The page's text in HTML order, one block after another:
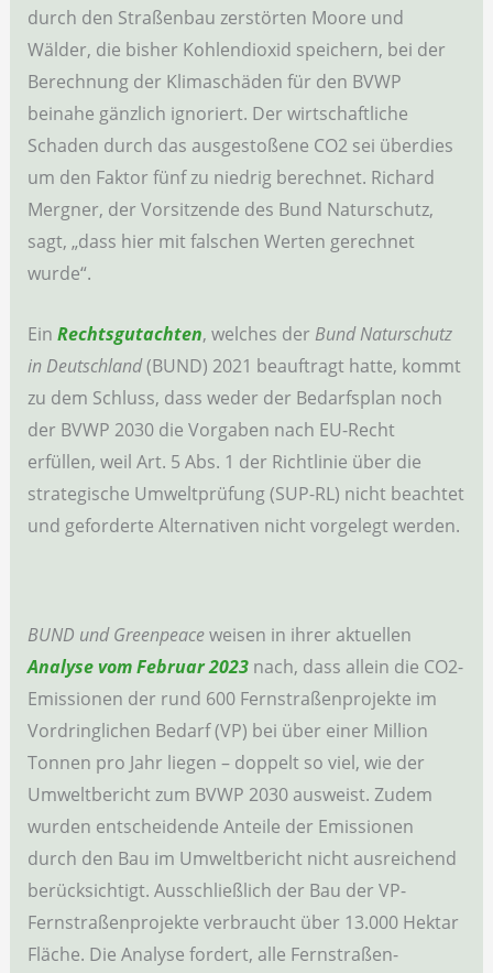
durch den Straßenbau zerstörten Moore und
Wälder, die bisher Kohlendioxid speichern, bei der
Berechnung der Klimaschäden für den BVWP
beinahe gänzlich ignoriert. Der wirtschaftliche
Schaden durch das ausgestoßene CO2 sei überdies
um den Faktor fünf zu niedrig berechnet. Richard
Mergner, der Vorsitzende des Bund Naturschutz,
sagt, „dass hier mit falschen Werten gerechnet
wurde“.
Ein Rechtsgutachten, welches der Bund Naturschutz
in Deutschland(BUND) 2021 beauftragt hatte, kommt
zu dem Schluss, dass weder der Bedarfsplan noch
der BVWP 2030 die Vorgaben nach EU-Recht
erfüllen, weil Art. 5 Abs. 1 der Richtlinie über die
strategische Umweltprüfung (SUP-RL) nicht beachtet
und geforderte Alternativen nicht vorgelegt werden.
BUND und Greenpeaceweisen in ihrer aktuellen
Analyse vom Februar 2023nach, dass allein die CO2-
Emissionen der rund 600 Fernstraßenprojekte im
Vordringlichen Bedarf (VP) bei über einer Million
Tonnen pro Jahr liegen – doppelt so viel, wie der
Umweltbericht zum BVWP 2030 ausweist. Zudem
wurden entscheidende Anteile der Emissionen
durch den Bau im Umweltbericht nicht ausreichend
berücksichtigt. Ausschließlich der Bau der VP-
Fernstraßenprojekte verbraucht über 13.000 Hektar
Fläche. Die Analyse fordert, alle Fernstraßen-